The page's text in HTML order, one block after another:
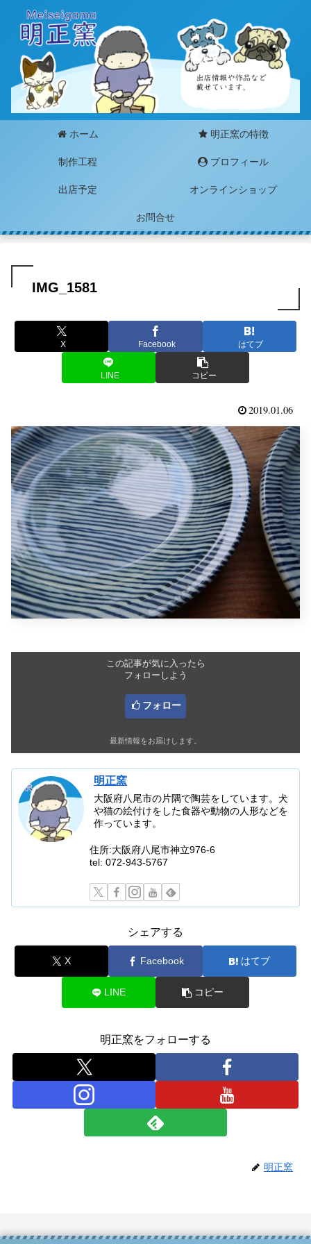
ホーム 明正窯の特徴
制作工程 プロフィール
出店予定 オンラインショップ
お問合せ
IMG_1581
X Facebook はてブ
LINE コピー
2019.01.06
この記事が気に入ったら
フォローしよう
フォロー
最新情報をお届けします。
明正窯
大阪府八尾市の片隅で陶芸をしています。犬
や猫の絵付けをした食器や動物の人形などを
作っています。
住所:大阪府八尾市神立976-6
tel: 072-943-5767
シェアする
X Facebook はてブ
LINE コピー
明正窯をフォローする
明正窯